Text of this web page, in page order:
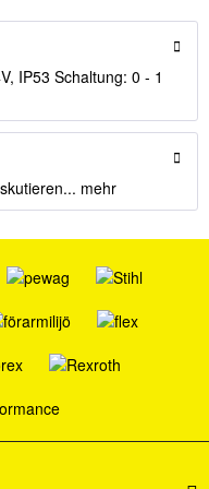
IP53 Schaltung: 0 - 1
mehr